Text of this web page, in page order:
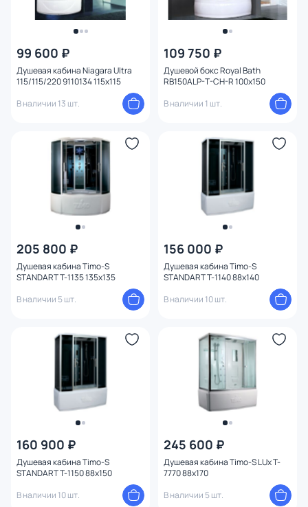
99 600 ₽
Душевая кабина Niagara Ultra
115/115/220 9110134 115x115
В наличии 13 шт.
109 750 ₽
Душевой бокс Royal Bath
RB150ALP-T-CH-R 100x150
В наличии 1 шт.
205 800 ₽
Душевая кабина Timo-S
STANDART T-1135 135x135
В наличии 5 шт.
156 000 ₽
Душевая кабина Timo-S
STANDART T-1140 88x140
В наличии 10 шт.
160 900 ₽
Душевая кабина Timo-S
STANDART T-1150 88x150
В наличии 10 шт.
245 600 ₽
Душевая кабина Timo-S LUx T-
7770 88x170
В наличии 5 шт.